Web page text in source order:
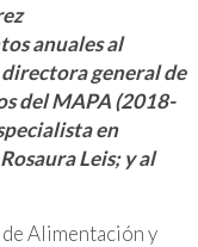
anuales al
general de
del MAPA (2018-
en
Leis; y al
Alimentación y